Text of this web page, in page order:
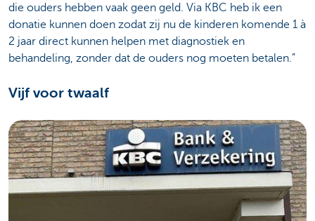
die ouders hebben vaak geen geld. Via KBC heb ik een
donatie kunnen doen zodat zij nu de kinderen komende 1 à
2 jaar direct kunnen helpen met diagnostiek en
behandeling, zonder dat de ouders nog moeten betalen.”
Vijf voor twaalf